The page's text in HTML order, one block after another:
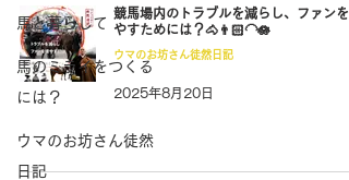
馬と暮らして
馬のミライをつくる
には？
ウマのお坊さん徒然
日記
競馬場内のトラブルを減らし、ファンを
やすためには？🐴👨🏻‍🦲🪷
ウマのお坊さん徒然日記
2025年8月20日